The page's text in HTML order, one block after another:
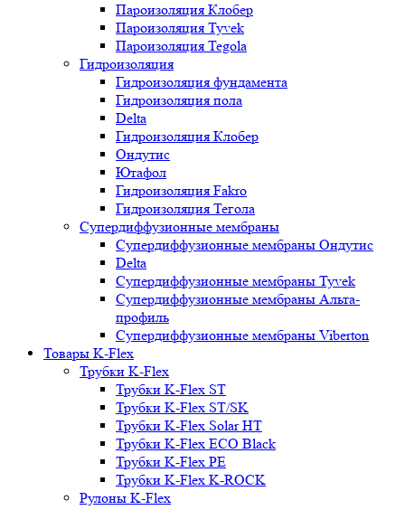
Пароизоляция Клобер
Пароизоляция Tyvek
Пароизоляция Tegola
Гидроизоляция
Гидроизоляция фундамента
Гидроизоляция пола
Delta
Гидроизоляция Клобер
Ондутис
Ютафол
Гидроизоляция Fakro
Гидроизоляция Тегола
Супердиффузионные мембраны
Супердиффузионные мембраны Ондутис
Delta
Супердиффузионные мембраны Tyvek
Супердиффузионные мембраны Альта-
профиль
Супердиффузионные мембраны Viberton
Товары K-Flex
Трубки K-Flex
Трубки K-Flex ST
Трубки K-Flex ST/SK
Трубки K-Flex Solar HT
Трубки K-Flex ECO Black
Трубки K-Flex PE
Трубки K-Flex K-ROCK
Рулоны K-Flex